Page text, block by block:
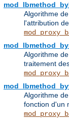
Algorithme
l'attribution
Algorithme
traitement
Algorithme
fonction d'un